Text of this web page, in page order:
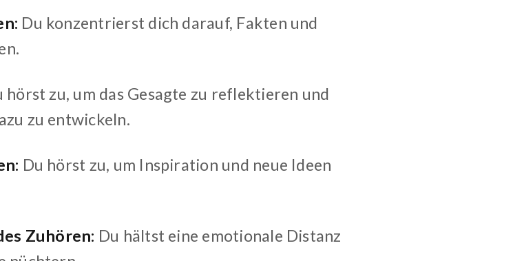
Du konzentrierst dich darauf, Fakten und
hörst zu, um das Gesagte zu reflektieren und
zu entwickeln.
Du hörst zu, um Inspiration und neue Ideen
Zuhören: Du hältst eine emotionale Distanz